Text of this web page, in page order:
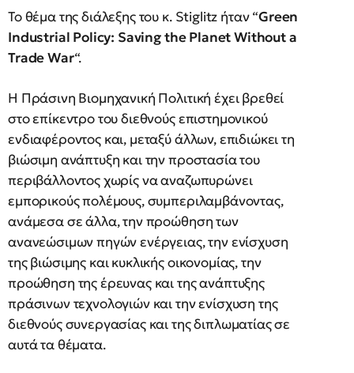
Το θέμα της διάλεξης του κ. Stiglitz ήταν “Green
Industrial Policy: Saving the Planet Without a
Trade War“.
Η Πράσινη Βιομηχανική Πολιτική έχει βρεθεί
στο επίκεντρο του διεθνούς επιστημονικού
ενδιαφέροντος και, μεταξύ άλλων, επιδιώκει τη
βιώσιμη ανάπτυξη και την προστασία του
περιβάλλοντος χωρίς να αναζωπυρώνει
εμπορικούς πολέμους, συμπεριλαμβάνοντας,
ανάμεσα σε άλλα, την προώθηση των
ανανεώσιμων πηγών ενέργειας, την ενίσχυση
της βιώσιμης και κυκλικής οικονομίας, την
προώθηση της έρευνας και της ανάπτυξης
πράσινων τεχνολογιών και την ενίσχυση της
διεθνούς συνεργασίας και της διπλωματίας σε
αυτά τα θέματα.